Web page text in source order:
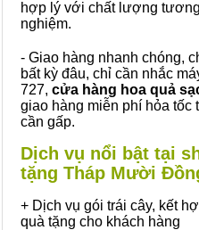
hợp lý với chất lượng
nghiệm.
- Giao hàng nhanh chóng,
bất kỳ đâu, chỉ cần nhắc
727, cửa hàng hoa quả
giao hàng miễn phí hỏa tốc
cần gấp.
Dịch vụ nổi bật tại
tặng Tháp Mười
+ Dịch vụ gói trái cây, kết
quà tặng cho khách hàng